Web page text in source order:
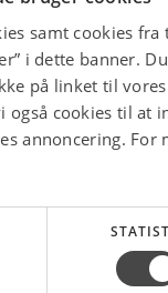
samt cookies
i dette banner.
på linket til
også cookies til at
annoncering. For